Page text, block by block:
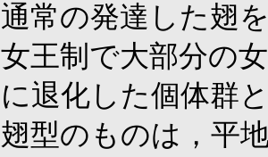
通常の発達した翅
女王制で大部分の
に退化した個体群
翅型のものは，平